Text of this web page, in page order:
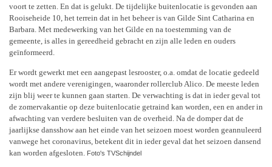
voort te zetten. En dat is gelukt. De tijdelijke buitenlocatie is gevonden aan
Rooiseheide 10, het terrein dat in het beheer is van Gilde Sint Catharina en
Barbara. Met medewerking van het Gilde en na toestemming van de
gemeente, is alles in gereedheid gebracht en zijn alle leden en ouders
geïnformeerd.
Er wordt gewerkt met een aangepast lesrooster, o.a. omdat de locatie gedeeld
wordt met andere verenigingen, waaronder rollerclub Alico. De meeste leden
zijn blij weer te kunnen gaan starten. De verwachting is dat in ieder geval tot
de zomervakantie op deze buitenlocatie getraind kan worden, een en ander in
afwachting van verdere besluiten van de overheid. Na de domper dat de
jaarlijkse dansshow aan het einde van het seizoen moest worden geannuleerd
vanwege het coronavirus, betekent dit in ieder geval dat het seizoen dansend
kan worden afgesloten.
Foto's TVSchijndel